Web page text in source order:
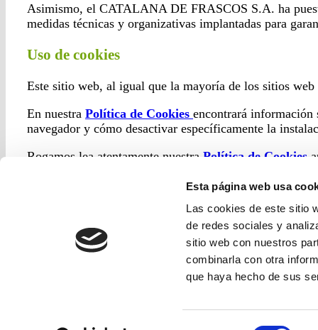
Esta página web usa
Las cookies de este sitio
de redes sociales y
sitio web con nuestros
combinarla con otra
que haya hecho de sus
Asimismo, el CATALANA DE FRASCOS S.A. ha
medidas técnicas y organizativas implantadas para
Uso de cookies
Este sitio web, al igual que la mayoría de los sitios
En nuestra Política de Cookies encontrará información
navegador y cómo desactivar específicamente la
Rogamos lea atentamente nuestra Política de Cookies
Modificación de la Política de Privacidad
CATALANA DE FRASCOS S.A. puede modificar su
modificación de la Política de Privacidad le será
en caso de que la normativa aplicable así lo exija, el